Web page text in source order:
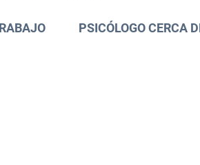
PSICÓLOGO CERCA